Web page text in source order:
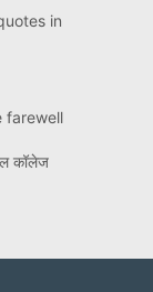
in
farewell
कॉलेज